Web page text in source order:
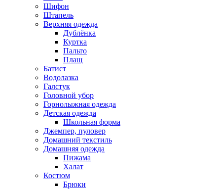
Шифон
Штапель
Верхняя одежда
Дублёнка
Куртка
Пальто
Плащ
Батист
Водолазка
Галстук
Головной убор
Горнолыжная одежда
Детская одежда
Школьная форма
Джемпер, пуловер
Домашний текстиль
Домашняя одежда
Пижама
Халат
Костюм
Брюки